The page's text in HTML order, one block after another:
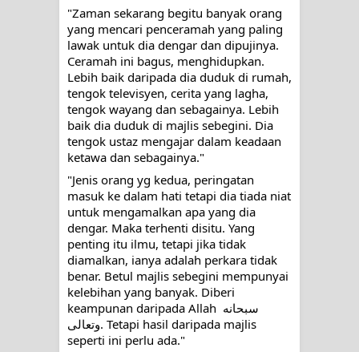
SIHIR? JANGAN MUDAH
TERPESONA, JANGAN JUGA
MUDAH MENGHUKUM
DI TANGAN MURSYID, CINTA
MENEMUKAN JALAN PULANG
RAWATAN TAREKAT: APABILA
ALLAH MENYEMBUHKAN HATI, JIWA
TURUT MENJADI KUAT
TASAWUF: BUKAN AJARAN PELIK,
TETAPI JALAN MEMBERSIHKAN
"Zaman sekarang begitu banyak orang
yang mencari penceramah yang paling
lawak untuk dia dengar dan dipujinya.
Ceramah ini bagus, menghidupkan.
Lebih baik daripada dia duduk di rumah,
tengok televisyen, cerita yang lagha,
tengok wayang dan sebagainya. Lebih
baik dia duduk di majlis sebegini. Dia
tengok ustaz mengajar dalam keadaan
ketawa dan sebagainya."
"Jenis orang yg kedua, peringatan
masuk ke dalam hati tetapi dia tiada niat
untuk mengamalkan apa yang dia
dengar. Maka terhenti disitu. Yang
penting itu ilmu, tetapi jika tidak
diamalkan, ianya adalah perkara tidak
benar. Betul majlis sebegini mempunyai
kelebihan yang banyak. Diberi
keampunan daripada Allah سبحانه
وتعالى. Tetapi hasil daripada majlis
seperti ini perlu ada."